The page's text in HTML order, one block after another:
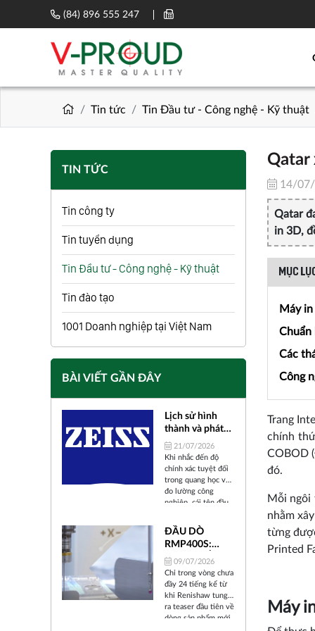
(84) 896 555 247
Tin tức Tin Đầu tư - Công nghệ - Kỹ thuật
TIN TỨC
Tin công ty
Tin tuyển dụng
Tin Đầu tư - Công nghệ - Kỹ thuật
Tin đào tạo
1001 Doanh nghiệp tại Việt Nam
BÀI VIẾT GẦN ĐÂY
Lịch sử hình
thành và phát
triển của Carl
Zeiss
21/07/2026
Khi nhắc đến độ
chính xác tuyệt đối
trong quang học và
đo lường công
nghiệp, cái tên đầu
tâm trí các kỹ sư và
nhà khoa học trên
toàn thế giới chính
là ZEISS (Carl Zeiss).
Trải qua hơn 175
năm tồn tại và phát
triển, từ một xưởng
cơ khí chính xác nhỏ
bé tại thành phố
ĐẦU DÒ
RMP400S:
BƯỚC TIẾN
"ALL-IN-ONE"
CỦA
RENISHAW
TRONG KỶ
NGUYÊN SẢN
09/07/2026
Chỉ trong vòng chưa
đầy 24 tiếng kể từ
khi Renishaw tung
ra teaser đầu tiên về
dòng sản phẩm mới
Qatar
14/
Qatar
in 3D,
MỤC
Máy
Các
Công
Trang
chính
COBOD
đó.
Mỗi ngôi
nhằm
từng
Printed
Máy